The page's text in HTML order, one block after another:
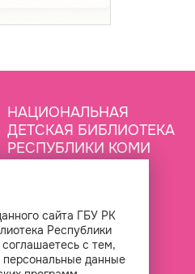
НАЦИОНАЛЬНАЯ
ДЕТСКАЯ БИБЛИОТЕКА
РЕСПУБЛИКИ КОМИ
сайта ГБУ РК
Республики
с тем,
данные